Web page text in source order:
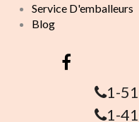
Service D'emballeurs
Blog
1-
1-